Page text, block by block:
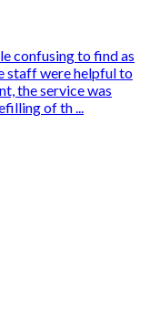
confusing to find as
staff were helpful to
the service was
of th ...